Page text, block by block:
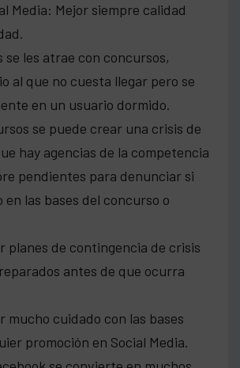
Media: Mejor siempre calidad
les atrae con concursos,
al que no cuesta llegar pero se
en un usuario dormido.
se puede crear una crisis de
hay agencias de la competencia
pendientes para denunciar si
en las bases del concurso o
de contingencia de crisis
antes de que ocurra
cuidado con las bases
promoción en Social Media.